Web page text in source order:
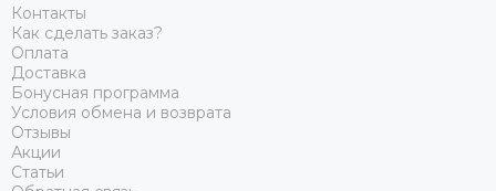
Контакты
Как сделать заказ?
Оплата
Доставка
Бонусная программа
Условия обмена и возврата
Отзывы
Акции
Статьи